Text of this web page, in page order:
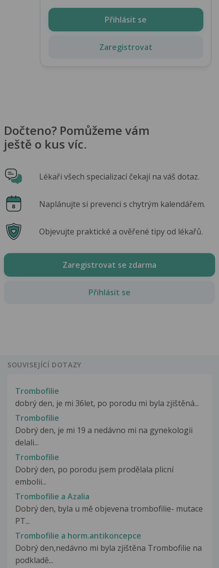
Přihlásit se
Zaregistrovat
Dočteno? Pomůžeme vám
ještě o kus víc.
Lékaři všech specializací čekají na váš dotaz.
Naplánujte si prevenci s chytrým kalendářem.
Objevujte praktické a ověřené tipy od lékařů.
Zaregistrovat se zdarma
Přihlásit se
SOUVISEJÍCÍ DOTAZY
Trombofilie
dobrý den, je mi 36let, po porodu mi byla zjištěná...
Trombofilie
Dobrý den, je mi 19 a nedávno mi na gynekologii
delali...
Trombofilie
Dobrý den, po porodu jsem prodělala plicní
embolii...
Trombofilie a Azalia
Dobrý den, byla u mě objevena trombofilie- mutace
PT...
Trombofilie a horm.antikoncepce
Dobrý den,nedávno mi byla zjištěna Trombofilie na
podkladě...